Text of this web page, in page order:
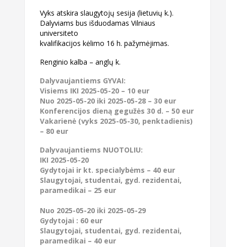
Vyks atskira slaugytojų sesija (lietuvių k.).
Dalyviams bus išduodamas Vilniaus
universiteto
kvalifikacijos kėlimo 16 h. pažymėjimas.
Renginio kalba – anglų k.
Dalyvaujantiems GYVAI:
Visiems IKI 2025-05-20 – 10 eur
Nuo 2025-05-20 iki 2025-05-28 – 30 eur
Konferencijos dieną gegužės 30 d. – 50 eur
Vakarienė (vyks 2025-05-30, penktadienis)
– 80 eur
Dalyvaujantiems NUOTOLIU:
IKI 2025-05-20
Gydytojai ir kt. specialybėms – 40 eur
Slaugytojai, studentai, gyd. rezidentai,
paramedikai – 25 eur
Nuo 2025-05-20 iki 2025-05-29
Gydytojai : 60 eur
Slaugytojai, studentai, gyd. rezidentai,
paramedikai – 40 eur